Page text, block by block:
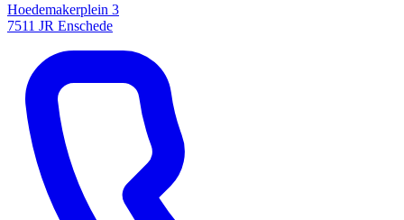
Hoedemakerplein 3
7511 JR Enschede